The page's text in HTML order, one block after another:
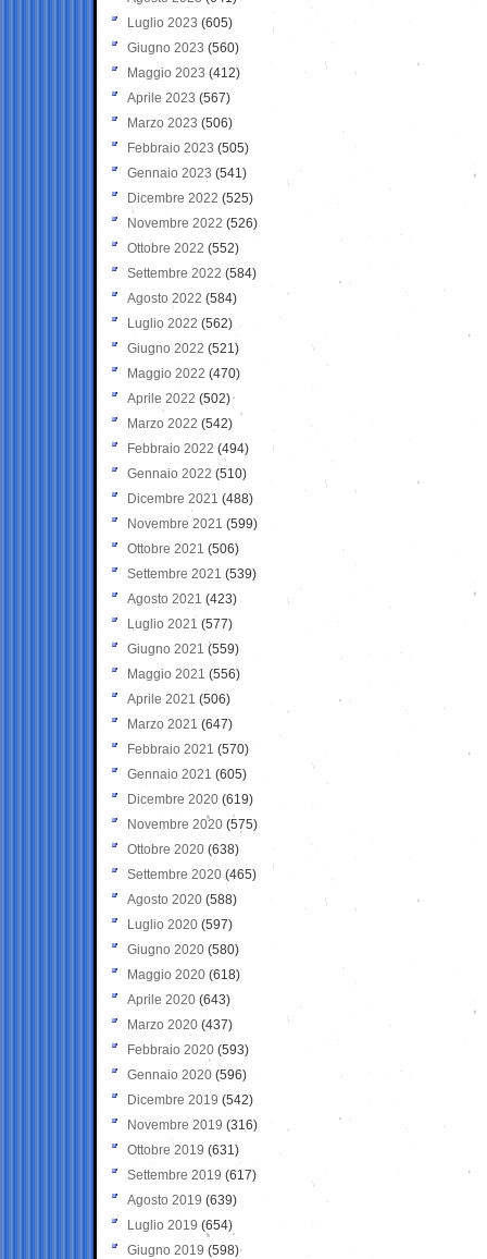
Luglio 2023 (605)
Giugno 2023 (560)
Maggio 2023 (412)
Aprile 2023 (567)
Marzo 2023 (506)
Febbraio 2023 (505)
Gennaio 2023 (541)
Dicembre 2022 (525)
Novembre 2022 (526)
Ottobre 2022 (552)
Settembre 2022 (584)
Agosto 2022 (584)
Luglio 2022 (562)
Giugno 2022 (521)
Maggio 2022 (470)
Aprile 2022 (502)
Marzo 2022 (542)
Febbraio 2022 (494)
Gennaio 2022 (510)
Dicembre 2021 (488)
Novembre 2021 (599)
Ottobre 2021 (506)
Settembre 2021 (539)
Agosto 2021 (423)
Luglio 2021 (577)
Giugno 2021(559)
Maggio 2021 (556)
Aprile 2021 (506)
Marzo 2021 (647)
Febbraio 2021 (570)
Gennaio 2021 (605)
Dicembre 2020 (619)
Novembre 2020 (575)
Ottobre 2020 (638)
Settembre 2020(465)
Agosto 2020 (588)
Luglio 2020 (597)
Giugno 2020 (580)
Maggio 2020 (618)
Aprile 2020 (643)
Marzo 2020 (437)
Febbraio 2020 (593)
Gennaio 2020 (596)
Dicembre 2019 (542)
Novembre 2019 (316)
Ottobre 2019 (631)
Settembre 2019 (617)
Agosto 2019 (639)
Luglio 2019 (654)
Giugno 2019 (598)